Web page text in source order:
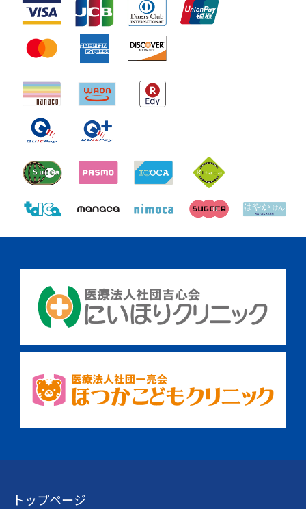
トップページ